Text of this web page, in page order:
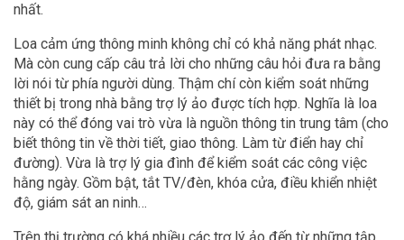
nhất.
Loa cảm ứng thông minh không chỉ có khả năng phát nhạc.
Mà còn cung cấp câu trả lời cho những câu hỏi đưa ra bằng
lời nói từ phía người dùng. Thậm chí còn kiểm soát những
thiết bị trong nhà bằng trợ lý ảo được tích hợp. Nghĩa là loa
này có thể đóng vai trò vừa là nguồn thông tin trung tâm (cho
biết thông tin về thời tiết, giao thông. Làm từ điển hay chỉ
đường). Vừa là trợ lý gia đình để kiểm soát các công việc
hằng ngày. Gồm bật, tắt TV/đèn, khóa cửa, điều khiển nhiệt
độ, giám sát an ninh…